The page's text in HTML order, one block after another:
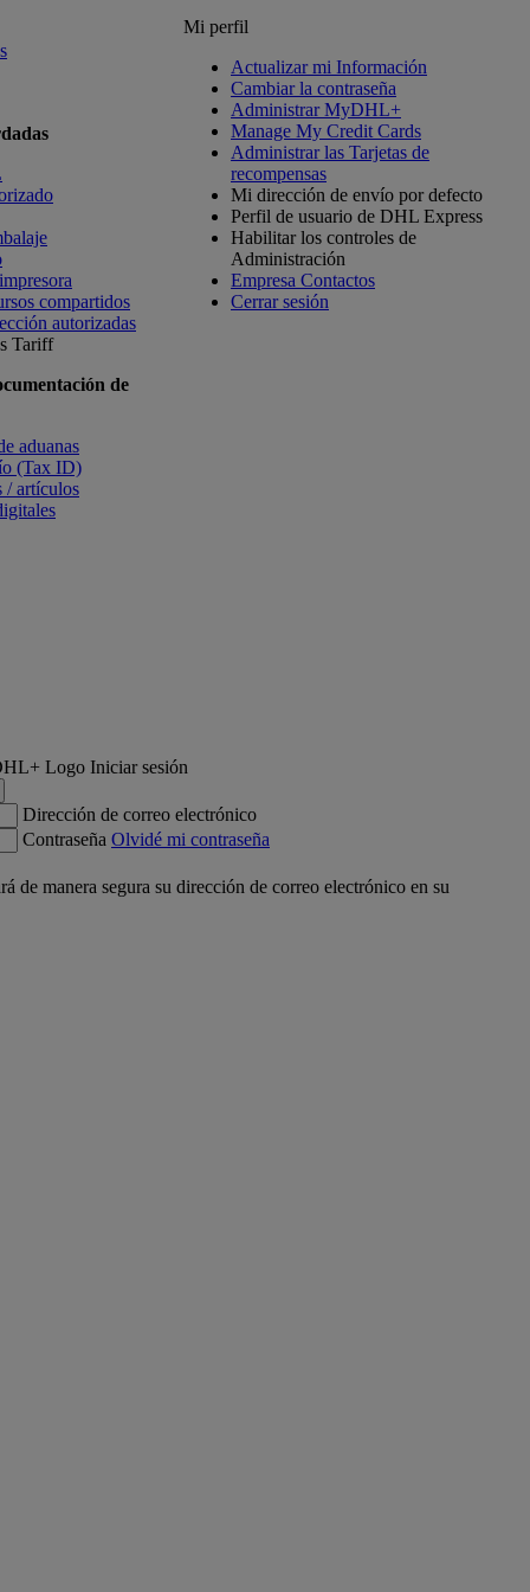
compartidos
autorizadas
Tariff
de
aduanas
(Tax ID)
/ artículos
Mi perfil
Actualizar mi Información
Cambiar la contraseña
Administrar MyDHL+
Manage My Credit Cards
Administrar las Tarjetas de
recompensas
Mi dirección de envío por defecto
Perfil de usuario de DHL Express
Habilitar los controles de
Administración
Empresa Contactos
Cerrar sesión
Iniciar sesión
Dirección de correo electrónico
Contraseña Olvidé mi contraseña
de manera segura su dirección de correo electrónico en su